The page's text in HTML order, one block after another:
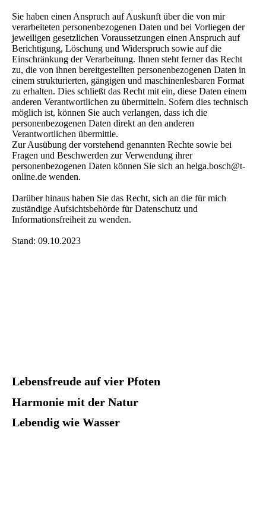
Sie haben einen Anspruch auf Auskunft über die von mir
verarbeiteten personenbezogenen Daten und bei Vorliegen der
jeweiligen gesetzlichen Voraussetzungen einen Anspruch auf
Berichtigung, Löschung und Widerspruch sowie auf die
Einschränkung der Verarbeitung. Ihnen steht ferner das Recht
zu, die von ihnen bereitgestellten personenbezogenen Daten in
einem strukturierten, gängigen und maschinenlesbaren Format
zu erhalten. Dies schließt das Recht mit ein, diese Daten einem
anderen Verantwortlichen zu übermitteln. Sofern dies technisch
möglich ist, können Sie auch verlangen, dass ich die
personenbezogenen Daten direkt an den anderen
Verantwortlichen übermittle.
Zur Ausübung der vorstehend genannten Rechte sowie bei
Fragen und Beschwerden zur Verwendung ihrer
personenbezogenen Daten können Sie sich an helga.bosch@t-
online.de wenden.
Darüber hinaus haben Sie das Recht, sich an die für mich
zuständige Aufsichtsbehörde für Datenschutz und
Informationsfreiheit zu wenden.
Stand: 09.10.2023
Lebensfreude auf vier Pfoten
Harmonie mit der Natur
Lebendig wie Wasser